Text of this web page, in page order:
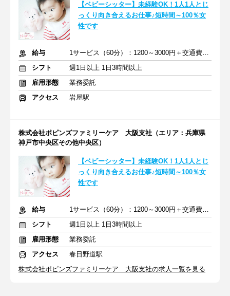
【ベビーシッター】未経験OK！1人1人とじ
っくり向き合えるお仕事♪短時間～100％女
性です
給与
1サービス（60分）：1200～3000円＋交通費全額支給
シフト
週1日以上 1日3時間以上
雇用形態
業務委託
アクセス
岩屋駅
株式会社ポピンズファミリーケア 大阪支社（エリア：兵庫県
神戸市中央区その他中央区）
【ベビーシッター】未経験OK！1人1人とじ
っくり向き合えるお仕事♪短時間～100％女
性です
給与
1サービス（60分）：1200～3000円＋交通費全額支給
シフト
週1日以上 1日3時間以上
雇用形態
業務委託
アクセス
春日野道駅
株式会社ポピンズファミリーケア 大阪支社の求人一覧を見る